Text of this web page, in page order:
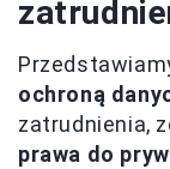
ochroną
zatrudnienia,
prawa do